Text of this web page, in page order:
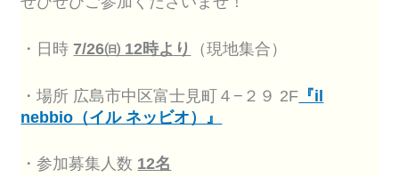
・日時7/26㈰ 12時より （現地集合）
・場所 広島市中区富士見町４−２９ 2F 『il
nebbio（イル ネッビオ）』
・参加募集人数 12名